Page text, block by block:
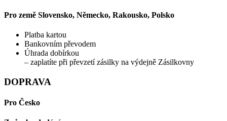
Pro země Slovensko, Německo, Rakousko, Polsko
Platba kartou
Bankovním převodem
Úhrada dobírkou
– zaplatíte při převzetí zásilky na výdejně Zásilkovny
DOPRAVA
Pro Česko